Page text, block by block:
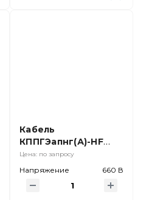
Кабель
КППГЭапнг(А)-HF
10х0,75
Цена: по запросу
Напряжение 660 В